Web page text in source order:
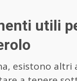
utili
esistono altri